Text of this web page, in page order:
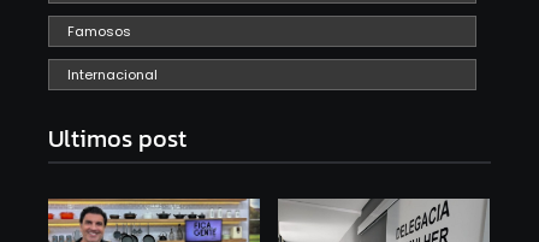
Famosos
Internacional
Ultimos post